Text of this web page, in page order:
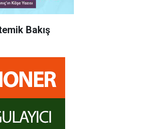
Bakış